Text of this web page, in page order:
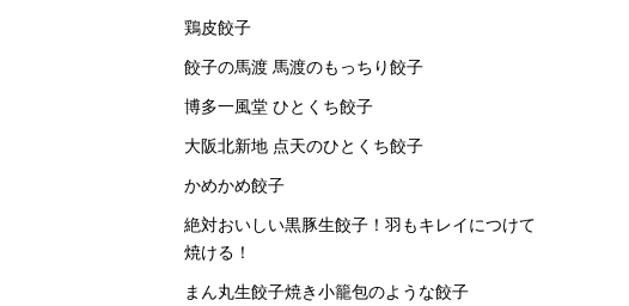
鶏皮餃子
餃子の馬渡 馬渡のもっちり餃子
博多一風堂 ひとくち餃子
大阪北新地 点天のひとくち餃子
かめかめ餃子
絶対おいしい黒豚生餃子！羽もキレイにつけて
焼ける！
まん丸生餃子焼き小籠包のような餃子